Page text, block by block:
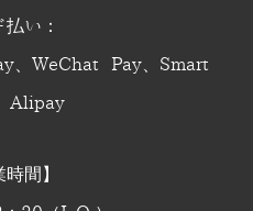
い：
、WeChat Pay、Smart
Alipay
時間】